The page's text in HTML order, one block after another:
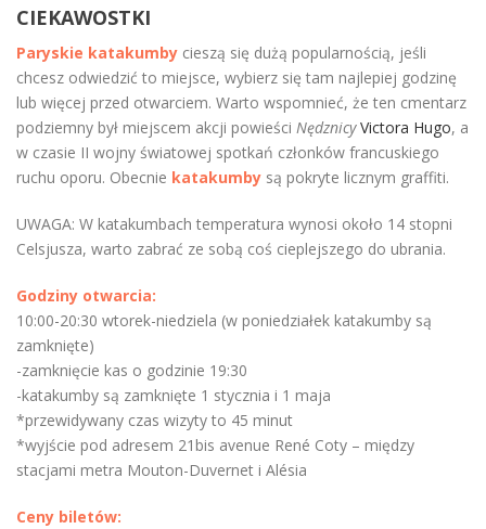
CIEKAWOSTKI
Paryskie katakumby cieszą się dużą popularnością, jeśli
chcesz odwiedzić to miejsce, wybierz się tam najlepiej godzinę
lub więcej przed otwarciem. Warto wspomnieć, że ten cmentarz
podziemny był miejscem akcji powieści Nędznicy Victora Hugo, a
w czasie II wojny światowej spotkań członków francuskiego
ruchu oporu. Obecnie katakumby są pokryte licznym graffiti.
UWAGA: W katakumbach temperatura wynosi około 14 stopni
Celsjusza, warto zabrać ze sobą coś cieplejszego do ubrania.
Godziny otwarcia:
10:00-20:30 wtorek-niedziela (w poniedziałek katakumby są
zamknięte)
-zamknięcie kas o godzinie 19:30
-katakumby są zamknięte 1 stycznia i 1 maja
*przewidywany czas wizyty to 45 minut
*wyjście pod adresem 21bis avenue René Coty – między
stacjami metra Mouton-Duvernet i Alésia
Ceny biletów: